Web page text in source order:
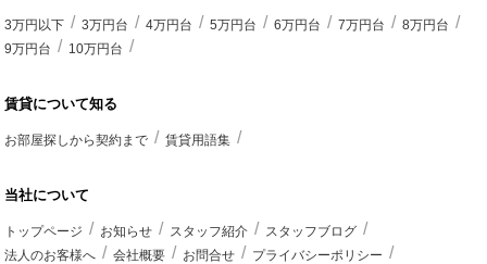
3万円以下 3万円台 4万円台 5万円台 6万円台 7万円台
8万円台
9万円台
10万円台
賃貸について知る
お部屋探しから契約まで 賃貸用語集
当社について
トップページ お知らせ スタッフ紹介
スタッフブログ
法人のお客様へ
会社概要 お問合せ プライバシーポリシー